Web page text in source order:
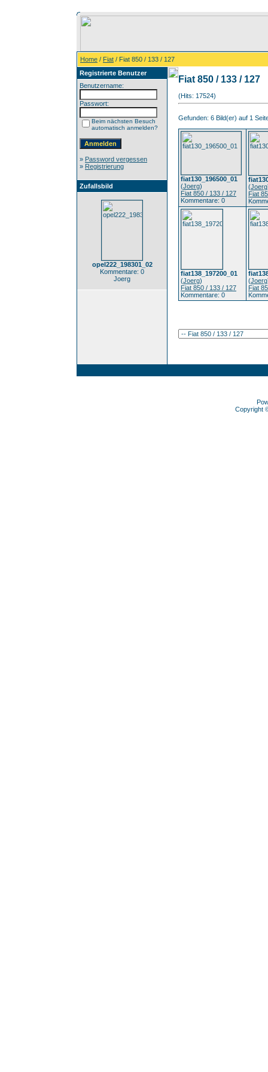
Home / Fiat / Fiat 850 / 133 / 127
Registrierte Benutzer
Benutzername:
Passwort:
Beim nächsten Besuch
automatisch anmelden?
» Password vergessen
» Registrierung
Zufallsbild
opel222_198301_02
Kommentare: 0
Joerg
Fiat 850 / 133 / 127
(Hits: 17524)
Gefunden: 6 Bild(er) auf 1
fiat130_196500_01
(Joerg)
Fiat 850 / 133 / 127
Kommentare: 0
(Joerg
Fiat
fiat138_197200_01
(Joerg)
Fiat 850 / 133 / 127
Kommentare: 0
(Joerg
Fiat
Copyright